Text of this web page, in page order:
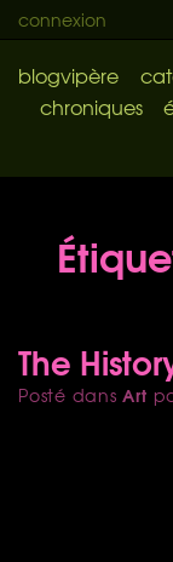
connexion
blogvipère
chroniques
The
Posté dansArt